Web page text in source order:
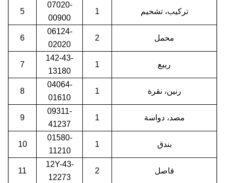
5
07020-
00900
1 تركيب، تشحيم
6
06124-
02020
2 محمل
7
142-43-
13180
1 ربيع
8
04064-
01610
1 رنين، نقرة
9
09311-
41237
1 مصد، دواسة
10
01580-
11210
1 بندق
11
12Y-43-
12273
2 فاصل